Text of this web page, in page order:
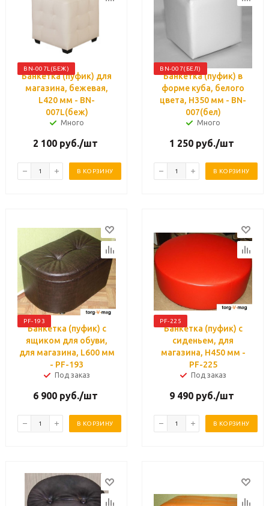
BN-007L(БЕЖ)
Банкетка (пуфик) для
магазина, бежевая,
L420 мм - BN-
007L(беж)
Много
2 100 руб./шт
В КОРЗИНУ
BN-007(БЕЛ)
Банкетка (пуфик) в
форме куба, белого
цвета, H350 мм - BN-
007(бел)
Много
1 250 руб./шт
В КОРЗИНУ
PF-193
Банкетка (пуфик) с
ящиком для обуви,
для магазина, L600 мм
- PF-193
Под заказ
6 900 руб./шт
В КОРЗИНУ
PF-225
Банкетка (пуфик) с
сиденьем, для
магазина, H450 мм -
PF-225
Под заказ
9 490 руб./шт
В КОРЗИНУ